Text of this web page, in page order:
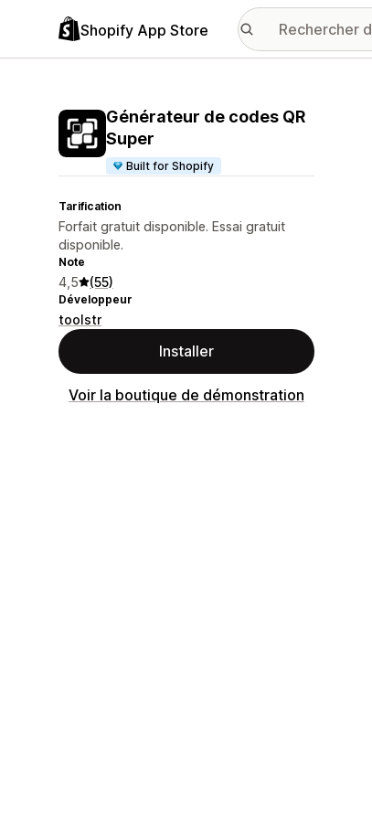
Shopify App Store
Générateur de codes QR
Super
Built for Shopify
Tarification
Forfait gratuit disponible. Essai gratuit
disponible.
Note
4,5 (55)
Développeur
toolstr
Installer
Voir la boutique de démonstration